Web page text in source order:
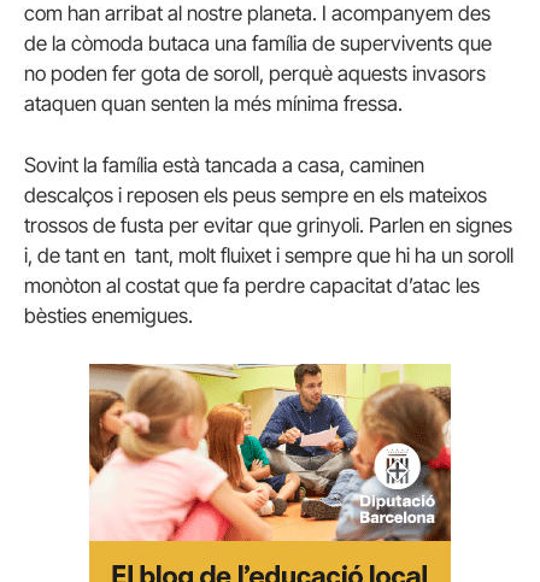
com han arribat al nostre planeta. I acompanyem des
de la còmoda butaca una família de supervivents que
no poden fer gota de soroll, perquè aquests invasors
ataquen quan senten la més mínima fressa.
Sovint la família està tancada a casa, caminen
descalços i reposen els peus sempre en els mateixos
trossos de fusta per evitar que grinyoli. Parlen en signes
i, de tant en tant, molt fluixet i sempre que hi ha un soroll
monòton al costat que fa perdre capacitat d’atac les
bèsties enemigues.